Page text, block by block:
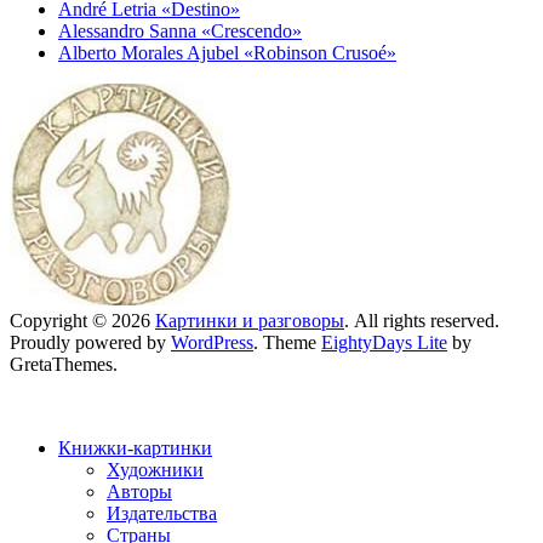
André Letria «Destino»
Alessandro Sanna «Crescendo»
Alberto Morales Ajubel «Robinson Crusoé»
Copyright © 2026 Картинки и разговоры. All rights reserved.
Proudly powered by WordPress. Theme EightyDays Lite by
GretaThemes.
Книжки-картинки
Художники
Авторы
Издательства
Страны